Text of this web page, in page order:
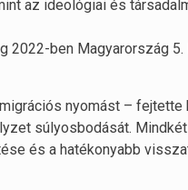
az ideológiai és
2022-ben Magyarország
nyomást – fejtette
súlyosbodását.
és a hatékonyabb